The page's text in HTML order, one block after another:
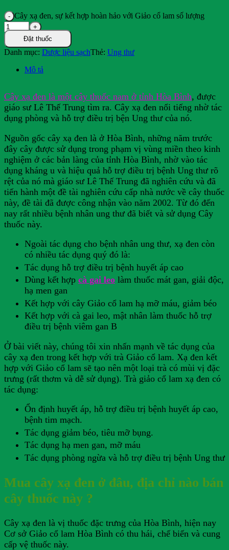
Cây xạ đen, sự kết hợp hoàn hảo với Giảo cổ lam số lượng
Đặt thuốc
Danh mục: Dược liệu sạchThẻ: Ung thư
Mô tả
Cây xạ đen là một cây thuốc nam ở tỉnh Hòa Bình, được
giáo sư Lê Thế Trung tìm ra. Cây xạ đen nổi tiếng nhờ tác
dụng phòng và hỗ trợ điều trị bện Ung thư của nó.
Nguồn gốc cây xạ đen là ở Hòa Bình, những năm trước
đây cây được sử dụng trong phạm vị vùng miền theo kinh
nghiệm ở các bản làng của tỉnh Hòa Bình, nhờ vào tác
dụng kháng u và hiệu quả hỗ trợ điều trị bệnh Ung thư rõ
rệt của nó mà giáo sư Lê Thế Trung đã nghiên cứu và đã
tiến hành một đề tài nghiên cứu cấp nhà nước về cây thuốc
này, đề tài đã được công nhận vào năm 2002. Từ đó đến
nay rất nhiều bệnh nhân ung thư đã biết và sử dụng Cây
thuốc này.
Ngoài tác dụng cho bệnh nhân ung thư, xạ đen còn
có nhiều tác dụng quý đó là:
Tác dụng hỗ trợ điều trị bệnh huyết áp cao
Dùng kết hợp cà gai leo làm thuốc mát gan, giải độc,
hạ men gan
Kết hợp với cây Giảo cổ lam hạ mỡ máu, giảm béo
Kết hợp với cà gai leo, mật nhân làm thuốc hỗ trợ
điều trị bệnh viêm gan B
Ở bài viết này, chúng tôi xin nhấn mạnh về tác dụng của
cây xạ đen trong kết hợp với trà Giảo cổ lam. Xạ đen kết
hợp với Giảo cổ lam sẽ tạo nên một loại trà có mùi vị đặc
trưng (rất thơm và dễ sử dụng). Trà giảo cổ lam xạ đen có
tác dụng:
Ổn định huyết áp, hỗ trợ điều trị bệnh huyết áp cao,
bệnh tim mạch.
Tác dụng giảm béo, tiêu mỡ bụng.
Tác dụng hạ men gan, mỡ máu
Tác dụng phòng ngừa và hỗ trợ điều trị bệnh Ung thư
Mua cây xạ đen ở đâu, địa chỉ nào bán
cây thuốc này ?
Cây xạ đen là vị thuốc đặc trưng của Hòa Bình, hiện nay
Cơ sở Giảo cổ lam Hòa Bình có thu hái, chế biến và cung
cấp vệ thuốc này.